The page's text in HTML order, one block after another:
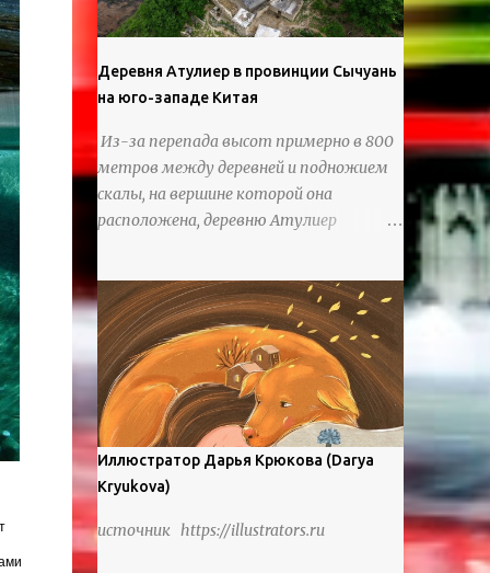
Деревня Атулиер в провинции Сычуань
на юго-западе Китая
Из-за перепада высот примерно в 800
метров между деревней и подножием
скалы, на вершине которой она
расположена, деревню Атулиер
лестница из ротанга, по которой
жители деревни поднимаются и
спускаются на утес.В ноябре 2016 года
плетеные лестницы в деревне Клифф
были заменены стальными лестницами
с защитными перилами, и
передвижение детей и жителей деревни
было улучшено. Подъем от подножия
горы до вершины занимает до 4 часов.
мигрировали в деревню, поскольку
Иллюстратор Дарья Крюкова (Darya
Kryukova)
источник https://illustrators.ru